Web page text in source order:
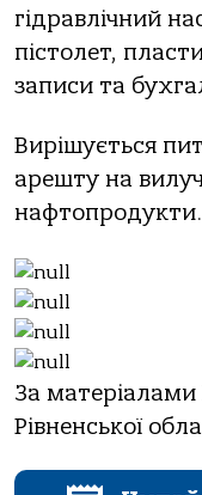
гідравлічний
пістолет,
записи та
Вирішується
арешту на
нафтопродукти.
За матеріалами
Рівненської